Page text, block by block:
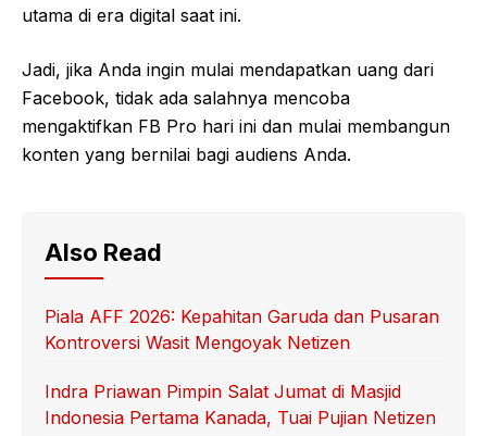
utama di era digital saat ini.
Jadi, jika Anda ingin mulai mendapatkan uang dari
Facebook, tidak ada salahnya mencoba
mengaktifkan FB Pro hari ini dan mulai membangun
konten yang bernilai bagi audiens Anda.
Also Read
Piala AFF 2026: Kepahitan Garuda dan Pusaran
Kontroversi Wasit Mengoyak Netizen
Indra Priawan Pimpin Salat Jumat di Masjid
Indonesia Pertama Kanada, Tuai Pujian Netizen